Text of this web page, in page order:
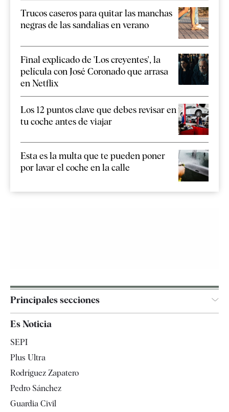
Trucos caseros para quitar las manchas
negras de las sandalias en verano
Final explicado de 'Los creyentes', la
película con José Coronado que arrasa
en Netflix
Los 12 puntos clave que debes revisar en
tu coche antes de viajar
Esta es la multa que te pueden poner
por lavar el coche en la calle
Principales secciones
Televisión
Es Noticia
SEPI
Plus Ultra
Rodríguez Zapatero
Pedro Sánchez
Guardia Civil